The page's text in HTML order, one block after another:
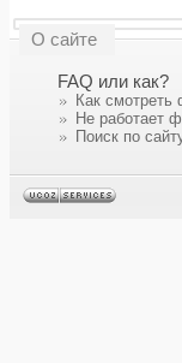
О сайте
FAQ или как?
Как смотреть
Не работает
Поиск по